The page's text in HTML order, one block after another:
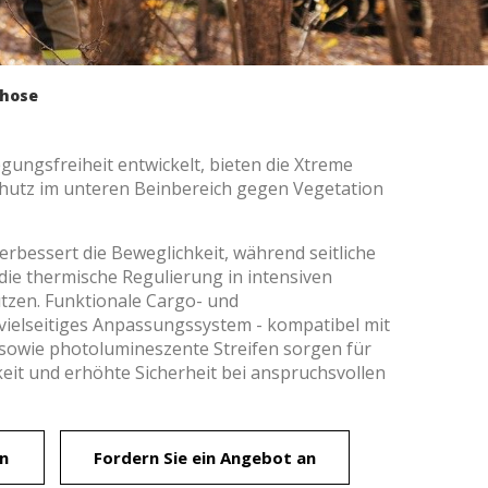
entwickelt, bieten die Xtreme
im unteren Beinbereich gegen Vegetation
die Beweglichkeit, während seitliche
thermische Regulierung in intensiven
Funktionale Cargo- und
Anpassungssystem - kompatibel mit
photolumineszente Streifen sorgen für
und erhöhte Sicherheit bei anspruchsvollen
Fordern Sie ein Angebot an
aktiv
Der